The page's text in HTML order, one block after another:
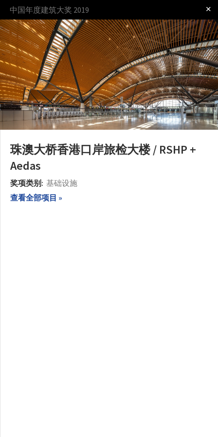
登录
奖项 过程 规则
中国年度建筑大奖 2019 ✕
珠澳大桥香港口岸旅检大楼 / RSHP +
Aedas
奖项类别: 基础设施
查看全部项目 »